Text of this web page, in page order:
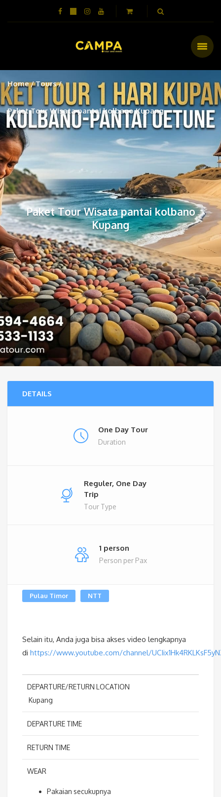
Home Tours
Paket Tour Wisata pantai kolbano Kupang
Paket Tour Wisata pantai kolbano
Kupang
DETAILS
One Day Tour
Duration
Reguler, One Day
Trip
Tour Type
1 person
Person per Pax
Pulau Timor NTT
Selain itu, Anda juga bisa akses video lengkapnya
di https://www.youtube.com/channel/
DEPARTURE/RETURN LOCATION
Kupang
DEPARTURE TIME
RETURN TIME
WEAR
Pakaian secukupnya